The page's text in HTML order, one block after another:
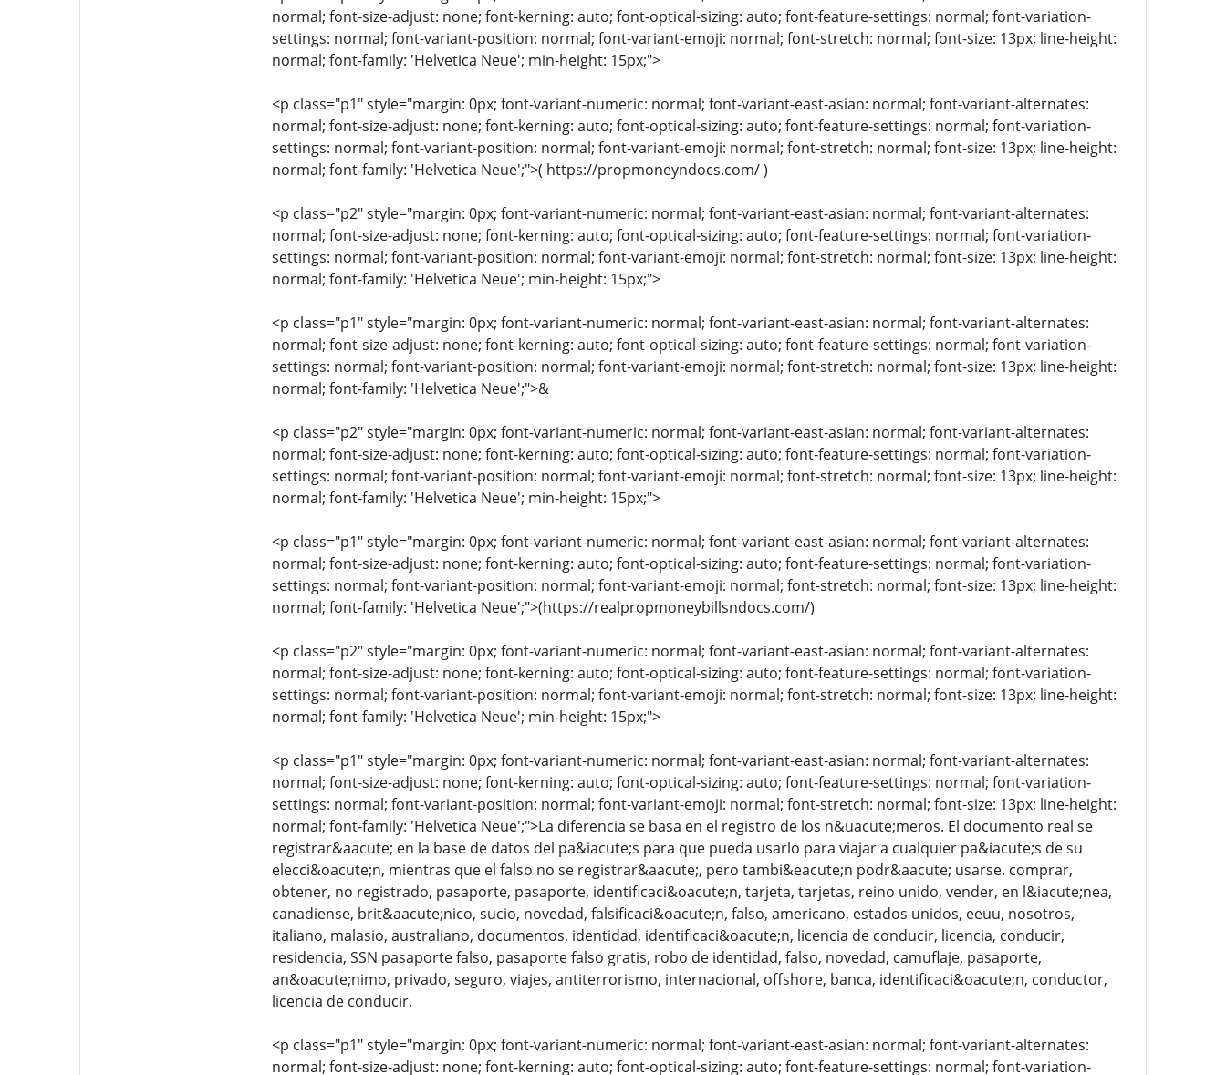
normal; font-size-adjust: none; font-kerning: auto; font-optical-sizing: auto; font-feature-settings: normal; font-variation-
settings: normal; font-variant-position: normal; font-variant-emoji: normal; font-stretch: normal; font-size: 13px; line-height:
normal; font-family: 'Helvetica Neue'; min-height: 15px;">
<p class="p1" style="margin: 0px; font-variant-numeric: normal; font-variant-east-asian: normal; font-variant-alternates:
normal; font-size-adjust: none; font-kerning: auto; font-optical-sizing: auto; font-feature-settings: normal; font-variation-
settings: normal; font-variant-position: normal; font-variant-emoji: normal; font-stretch: normal; font-size: 13px; line-height:
normal; font-family: 'Helvetica Neue';">( https://propmoneyndocs.com/ )
<p class="p2" style="margin: 0px; font-variant-numeric: normal; font-variant-east-asian: normal; font-variant-alternates:
normal; font-size-adjust: none; font-kerning: auto; font-optical-sizing: auto; font-feature-settings: normal; font-variation-
settings: normal; font-variant-position: normal; font-variant-emoji: normal; font-stretch: normal; font-size: 13px; line-height:
normal; font-family: 'Helvetica Neue'; min-height: 15px;">
<p class="p1" style="margin: 0px; font-variant-numeric: normal; font-variant-east-asian: normal; font-variant-alternates:
normal; font-size-adjust: none; font-kerning: auto; font-optical-sizing: auto; font-feature-settings: normal; font-variation-
settings: normal; font-variant-position: normal; font-variant-emoji: normal; font-stretch: normal; font-size: 13px; line-height:
normal; font-family: 'Helvetica Neue';">&
<p class="p2" style="margin: 0px; font-variant-numeric: normal; font-variant-east-asian: normal; font-variant-alternates:
normal; font-size-adjust: none; font-kerning: auto; font-optical-sizing: auto; font-feature-settings: normal; font-variation-
settings: normal; font-variant-position: normal; font-variant-emoji: normal; font-stretch: normal; font-size: 13px; line-height:
normal; font-family: 'Helvetica Neue'; min-height: 15px;">
<p class="p1" style="margin: 0px; font-variant-numeric: normal; font-variant-east-asian: normal; font-variant-alternates:
normal; font-size-adjust: none; font-kerning: auto; font-optical-sizing: auto; font-feature-settings: normal; font-variation-
settings: normal; font-variant-position: normal; font-variant-emoji: normal; font-stretch: normal; font-size: 13px; line-height:
normal; font-family: 'Helvetica Neue';">(https://realpropmoneybillsndocs.com/)
<p class="p2" style="margin: 0px; font-variant-numeric: normal; font-variant-east-asian: normal; font-variant-alternates:
normal; font-size-adjust: none; font-kerning: auto; font-optical-sizing: auto; font-feature-settings: normal; font-variation-
settings: normal; font-variant-position: normal; font-variant-emoji: normal; font-stretch: normal; font-size: 13px; line-height:
normal; font-family: 'Helvetica Neue'; min-height: 15px;">
<p class="p1" style="margin: 0px; font-variant-numeric: normal; font-variant-east-asian: normal; font-variant-alternates:
normal; font-size-adjust: none; font-kerning: auto; font-optical-sizing: auto; font-feature-settings: normal; font-variation-
settings: normal; font-variant-position: normal; font-variant-emoji: normal; font-stretch: normal; font-size: 13px; line-height:
normal; font-family: 'Helvetica Neue';">La diferencia se basa en el registro de los n&uacute;meros. El documento real se
registrar&aacute; en la base de datos del pa&iacute;s para que pueda usarlo para viajar a cualquier pa&iacute;s de su
elecci&oacute;n, mientras que el falso no se registrar&aacute;, pero tambi&eacute;n podr&aacute; usarse. comprar,
obtener, no registrado, pasaporte, pasaporte, identificaci&oacute;n, tarjeta, tarjetas, reino unido, vender, en l&iacute;nea,
canadiense, brit&aacute;nico, sucio, novedad, falsificaci&oacute;n, falso, americano, estados unidos, eeuu, nosotros,
italiano, malasio, australiano, documentos, identidad, identificaci&oacute;n, licencia de conducir, licencia, conducir,
residencia, SSN pasaporte falso, pasaporte falso gratis, robo de identidad, falso, novedad, camuflaje, pasaporte,
an&oacute;nimo, privado, seguro, viajes, antiterrorismo, internacional, offshore, banca, identificaci&oacute;n, conductor,
licencia de conducir,
<p class="p1" style="margin: 0px; font-variant-numeric: normal; font-variant-east-asian: normal; font-variant-alternates:
normal; font-size-adjust: none; font-kerning: auto; font-optical-sizing: auto; font-feature-settings: normal; font-variation-